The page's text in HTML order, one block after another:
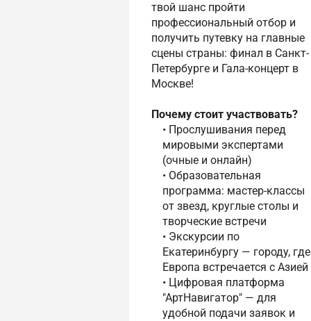
твой шанс пройти
профессиональный отбор и
получить путевку на главные
сцены страны: финал в Санкт-
Петербурге и Гала-концерт в
Москве!
Почему стоит участвовать?
• Прослушивания перед
мировыми экспертами
(очные и онлайн)
• Образовательная
программа: мастер-классы
от звезд, круглые столы и
творческие встречи
• Экскурсии по
Екатеринбургу — городу, где
Европа встречается с Азией
• Цифровая платформа
"АртНавигатор" — для
удобной подачи заявок и